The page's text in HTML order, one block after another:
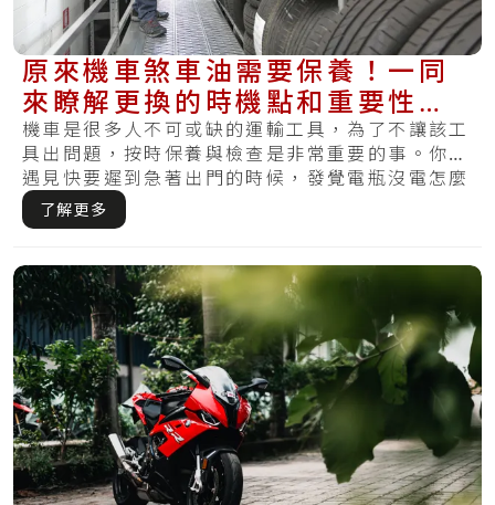
原來機車煞車油需要保養！一同
來瞭解更換的時機點和重要性，
讓你不再煞不住
機車是很多人不可或缺的運輸工具，為了不讓該工
具出問題，按時保養與檢查是非常重要的事。你有
遇見快要遲到急著出門的時候，發覺電瓶沒電怎麼
樣都.....
了解更多